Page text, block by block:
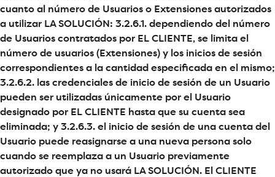
cuanto al número de Usuarios o Extensiones autorizados
a utilizar LA SOLUCIÓN: 3.2.6.1. dependiendo del número
de Usuarios contratados por EL CLIENTE, se limita el
número de usuarios (Extensiones) y los inicios de sesión
correspondientes a la cantidad especificada en el mismo;
3.2.6.2. las credenciales de inicio de sesión de un Usuario
pueden ser utilizadas únicamente por el Usuario
designado por EL CLIENTE hasta que su cuenta sea
eliminada; y 3.2.6.3. el inicio de sesión de una cuenta del
Usuario puede reasignarse a una nueva persona solo
cuando se reemplaza a un Usuario previamente
autorizado que ya no usará LA SOLUCIÓN. El CLIENTE